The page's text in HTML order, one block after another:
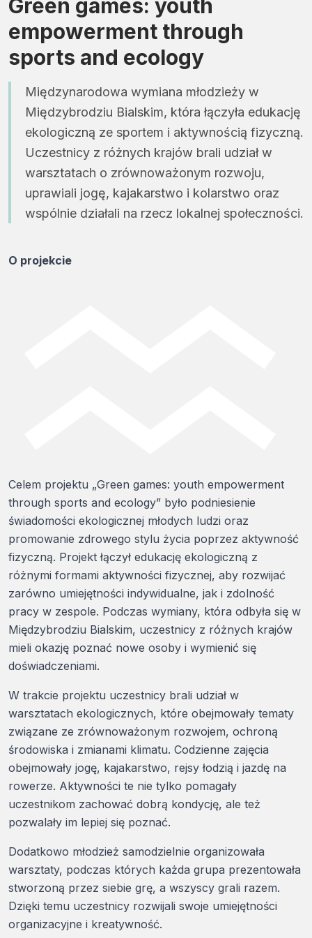
Green games: youth
empowerment through
sports and ecology
Międzynarodowa wymiana młodzieży w
Międzybrodziu Bialskim, która łączyła edukację
ekologiczną ze sportem i aktywnością fizyczną.
Uczestnicy z różnych krajów brali udział w
warsztatach o zrównoważonym rozwoju,
uprawiali jogę, kajakarstwo i kolarstwo oraz
wspólnie działali na rzecz lokalnej społeczności.
O projekcie
Celem projektu „Green games: youth empowerment
through sports and ecology” było podniesienie
świadomości ekologicznej młodych ludzi oraz
promowanie zdrowego stylu życia poprzez aktywność
fizyczną. Projekt łączył edukację ekologiczną z
różnymi formami aktywności fizycznej, aby rozwijać
zarówno umiejętności indywidualne, jak i zdolność
pracy w zespole. Podczas wymiany, która odbyła się w
Międzybrodziu Bialskim, uczestnicy z różnych krajów
mieli okazję poznać nowe osoby i wymienić się
doświadczeniami.
W trakcie projektu uczestnicy brali udział w
warsztatach ekologicznych, które obejmowały tematy
związane ze zrównoważonym rozwojem, ochroną
środowiska i zmianami klimatu. Codzienne zajęcia
obejmowały jogę, kajakarstwo, rejsy łodzią i jazdę na
rowerze. Aktywności te nie tylko pomagały
uczestnikom zachować dobrą kondycję, ale też
pozwalały im lepiej się poznać.
Dodatkowo młodzież samodzielnie organizowała
warsztaty, podczas których każda grupa prezentowała
stworzoną przez siebie grę, a wszyscy grali razem.
Dzięki temu uczestnicy rozwijali swoje umiejętności
organizacyjne i kreatywność.